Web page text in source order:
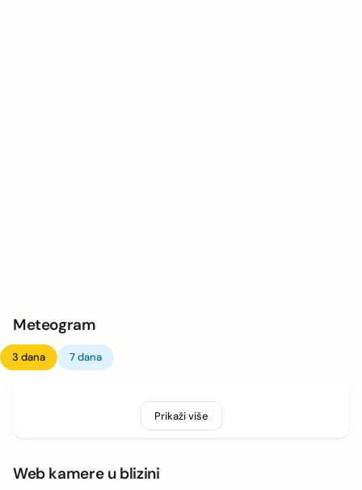
Meteogram
3 dana 7 dana
Prikaži više
Web kamere u blizini